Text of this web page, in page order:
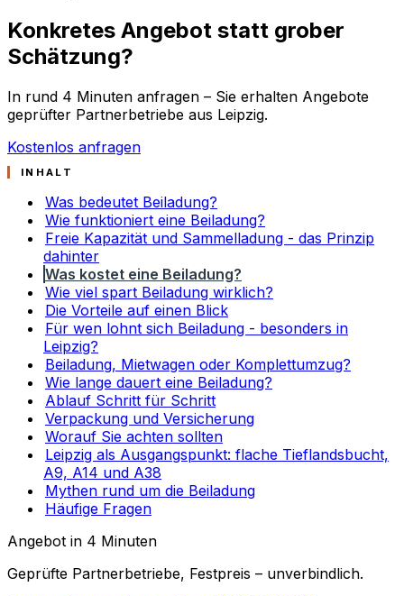
Konkretes Angebot statt grober
Schätzung?
In rund 4 Minuten anfragen – Sie erhalten Angebote
geprüfter Partnerbetriebe aus Leipzig.
Kostenlos anfragen
INHALT
Was bedeutet Beiladung?
Wie funktioniert eine Beiladung?
Freie Kapazität und Sammelladung - das Prinzip
dahinter
Was kostet eine Beiladung?
Wie viel spart Beiladung wirklich?
Die Vorteile auf einen Blick
Für wen lohnt sich Beiladung - besonders in
Leipzig?
Beiladung, Mietwagen oder Komplettumzug?
Wie lange dauert eine Beiladung?
Ablauf Schritt für Schritt
Verpackung und Versicherung
Worauf Sie achten sollten
Leipzig als Ausgangspunkt: flache Tieflandsbucht,
A9, A14 und A38
Mythen rund um die Beiladung
Häufige Fragen
Angebot in 4 Minuten
Geprüfte Partnerbetriebe, Festpreis – unverbindlich.